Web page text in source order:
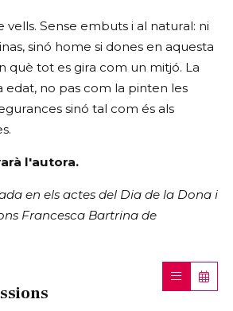
vells. Sense embuts i al natural: ni
sinó home si dones en aquesta
què tot es gira com un mitjó. La
no pas com la pinten les
sinó tal com és als
l'autora.
en els actes del Dia de la Dona i
Francesca Bartrina de